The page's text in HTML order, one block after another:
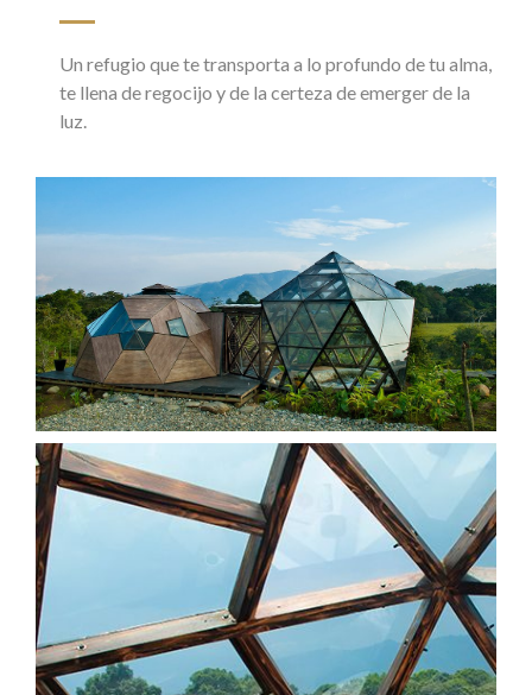
Un refugio que te transporta a lo profundo de tu alma,
te llena de regocijo y de la certeza de emerger de la
luz.